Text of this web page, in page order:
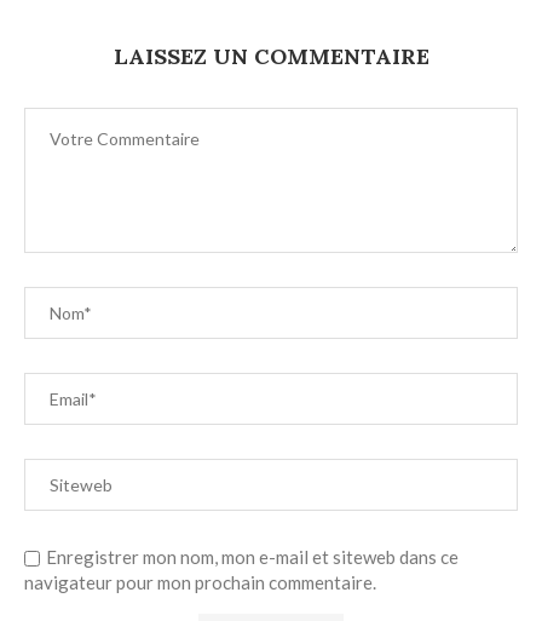
LAISSEZ UN COMMENTAIRE
Enregistrer mon nom, mon e-mail et siteweb dans ce
navigateur pour mon prochain commentaire.